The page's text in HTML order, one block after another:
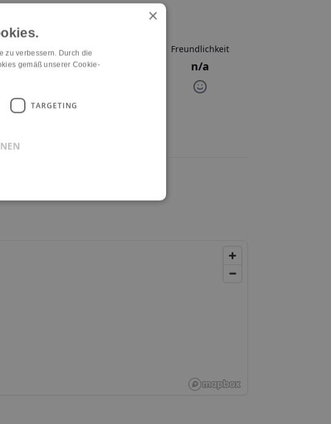
a
Aktivitäten
n/a
Freundlichkeit
n/a
×
zu verbessern. Durch die
gemäß unserer Cookie-
TARGETING